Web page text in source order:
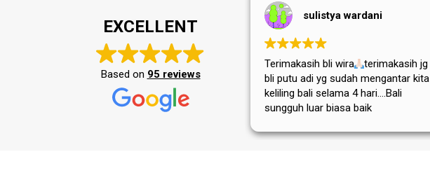
EXCELLENT
Based on 95 reviews
sulistya wardani
Terimakasih bli wira
terimakasih jg
bli putu adi yg sudah mengantar kita
keliling bali selama 4 hari....Bali
sungguh luar biasa baik
tempat wisatanya....semoga tripon